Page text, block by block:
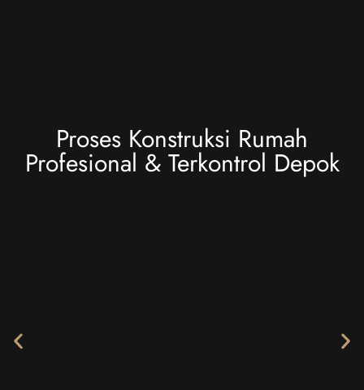
Proses Konstruksi Rumah
Profesional & Terkontrol Depok